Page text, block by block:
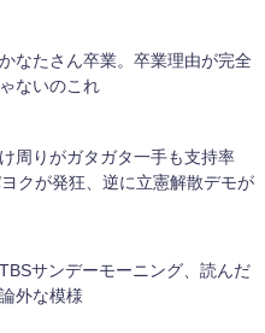
なたさん卒業。卒業理由が完全
ないのこれ
周りがガタガタ一手も支持率
クが発狂、逆に立憲解散デモが
サンデーモーニング、読んだ
外な模様